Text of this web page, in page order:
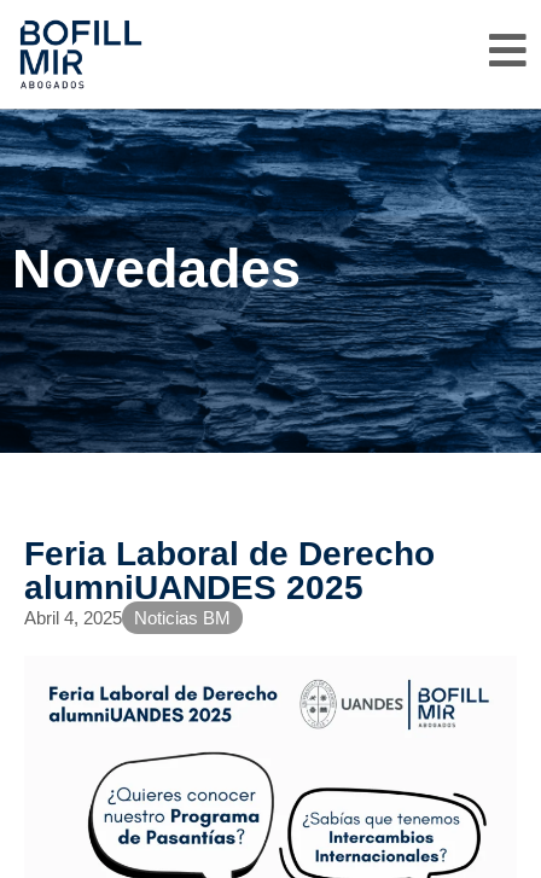
Novedades
Feria Laboral de Derecho
alumniUANDES 2025
Abril 4, 2025 Noticias BM